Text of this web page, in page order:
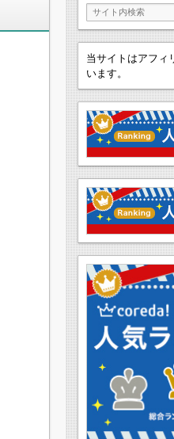
当サイトはアフィ
います。